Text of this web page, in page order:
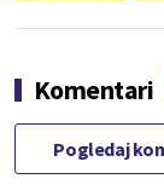
Komentari
Pogledaj